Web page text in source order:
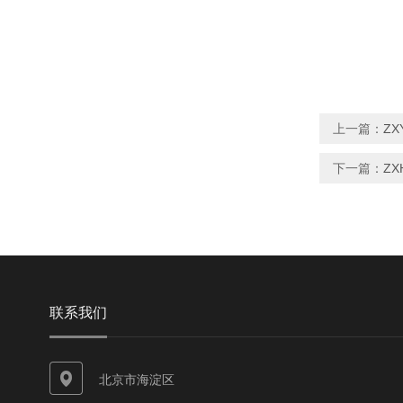
上一篇：
下一篇：
联系我们
北京市海淀区